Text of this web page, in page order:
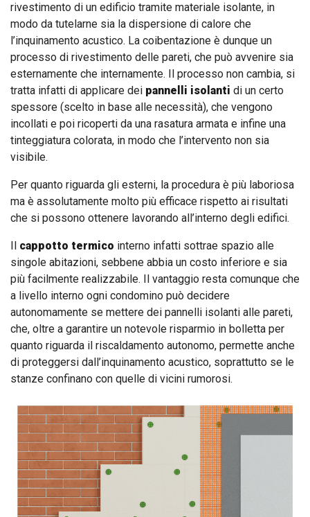
rivestimento di un edificio tramite materiale isolante, in
modo da tutelarne sia la dispersione di calore che
l’inquinamento acustico. La coibentazione è dunque un
processo di rivestimento delle pareti, che può avvenire sia
esternamente che internamente. Il processo non cambia, si
tratta infatti di applicare dei pannelli isolanti di un certo
spessore (scelto in base alle necessità), che vengono
incollati e poi ricoperti da una rasatura armata e infine una
tinteggiatura colorata, in modo che l’intervento non sia
visibile.
Per quanto riguarda gli esterni, la procedura è più laboriosa
ma è assolutamente molto più efficace rispetto ai risultati
che si possono ottenere lavorando all’interno degli edifici.
Il cappotto termico interno infatti sottrae spazio alle
singole abitazioni, sebbene abbia un costo inferiore e sia
più facilmente realizzabile. Il vantaggio resta comunque che
a livello interno ogni condomino può decidere
autonomamente se mettere dei pannelli isolanti alle pareti,
che, oltre a garantire un notevole risparmio in bolletta per
quanto riguarda il riscaldamento autonomo, permette anche
di proteggersi dall’inquinamento acustico, soprattutto se le
stanze confinano con quelle di vicini rumorosi.